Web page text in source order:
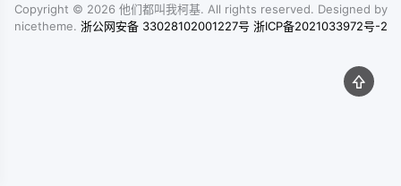
Copyright © 2026 他们都叫我柯基. All rights reserved. Designed by
nicetheme. 浙公网安备 33028102001227号 浙ICP备2021033972号-2